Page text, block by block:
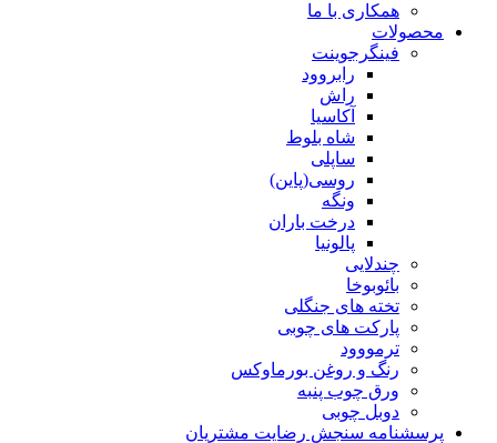
همکاری با ما
محصولات
فینگرجوینت
رابروود
راش
آکاسیا
شاه بلوط
ساپلی
روسی(پاین)
ونگه
درخت باران
پالونیا
چندلایی
بائوبوخا
تخته های جنگلی
پارکت های چوبی
ترمووود
رنگ و روغن بورماوکس
ورق چوب پنبه
دوبل چوبی
پرسشنامه سنجش رضایت مشتریان